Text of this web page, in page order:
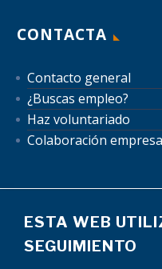
CONTACTA
Contacto general
¿Buscas empleo?
Haz voluntariado
Colaboración
ESTA WEB
SEGUIMIENTO